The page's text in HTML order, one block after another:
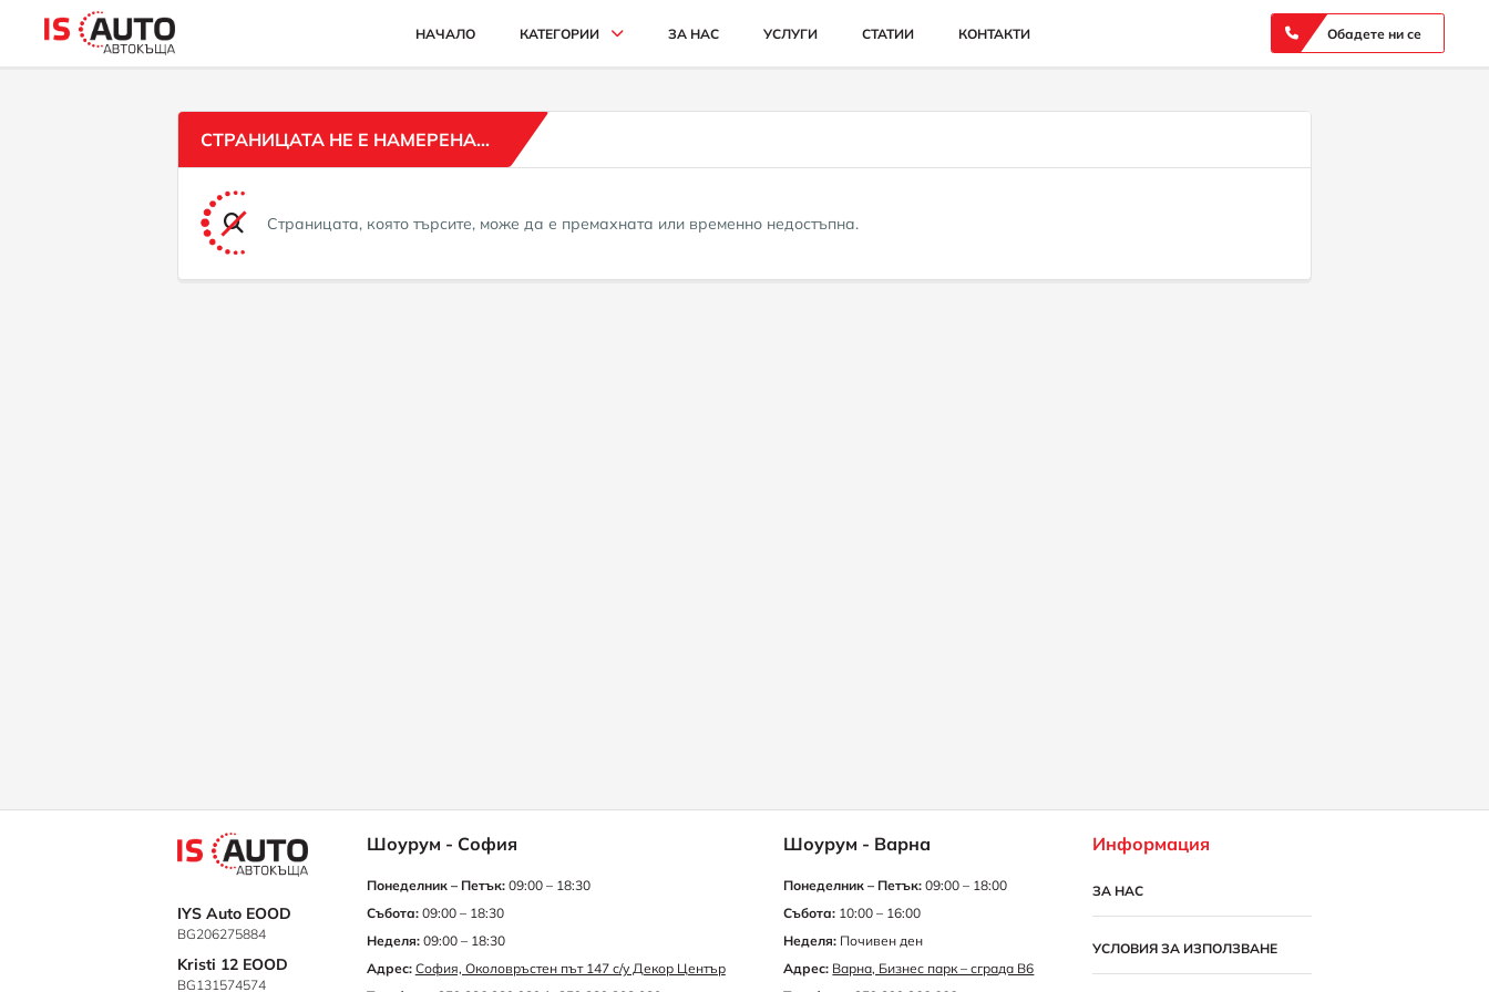
НАЧАЛО КАТЕГОРИИ
АВТОМОБИЛИ И ДЖИПОВЕ
СЕЛСКОСТОПАНСКИ
ЗА НАС УСЛУГИ СТАТИИ КОНТАКТИ Обадете ни се
СТРАНИЦАТА НЕ Е НАМЕРЕНА...
Страницата, която търсите, може да е премахната или временно недостъпна.
IYS Auto EOOD
BG206275884
Kristi 12 EOOD
BG131574574
Шоурум - София
Понеделник – Петък:09:00 – 18:30
Събота:09:00 – 18:30
Неделя:09:00 – 18:30
Адрес: София, Околовръстен път 147 с/у Декор Център
Шоурум - Варна
Понеделник – Петък: 09:00 – 18:00
Събота: 10:00 – 16:00
Неделя: Почивен ден
Адрес: Варна, Бизнес парк – сграда B6
Информация
ЗА НАС
УСЛОВИЯ ЗА ИЗПОЛЗВАНЕ